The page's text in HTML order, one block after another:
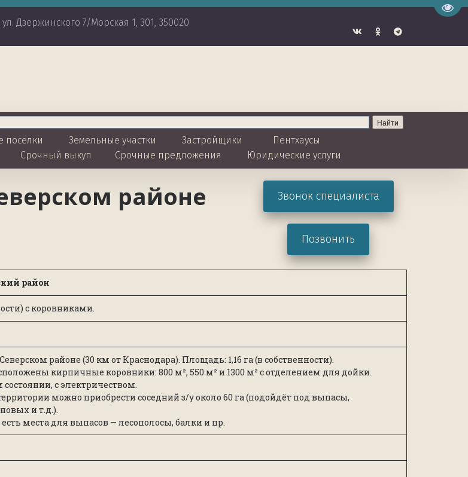
ул. Дзержинского 7/Морская 1, 301, 350020
посёлки Земельные участки Застройщики
Пентхаусы
Срочный выкуп Срочные предложения Юридические услуги
районе
Звонок специалиста
Позвонить
район
с коровниками.
районе (30 км от Краснодара). Площадь: 1,16 га (в собственности).
кирпичные коровники: 800 м², 550 м² и 1300 м² с отделением для дойки.
с электричеством.
можно приобрести соседний з/у около 60 га (подойдёт под выпасы,
и т.д.).
места для выпасов — лесополосы, балки и пр.